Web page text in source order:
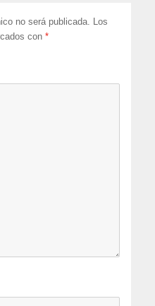
no será publicada. Los
con*